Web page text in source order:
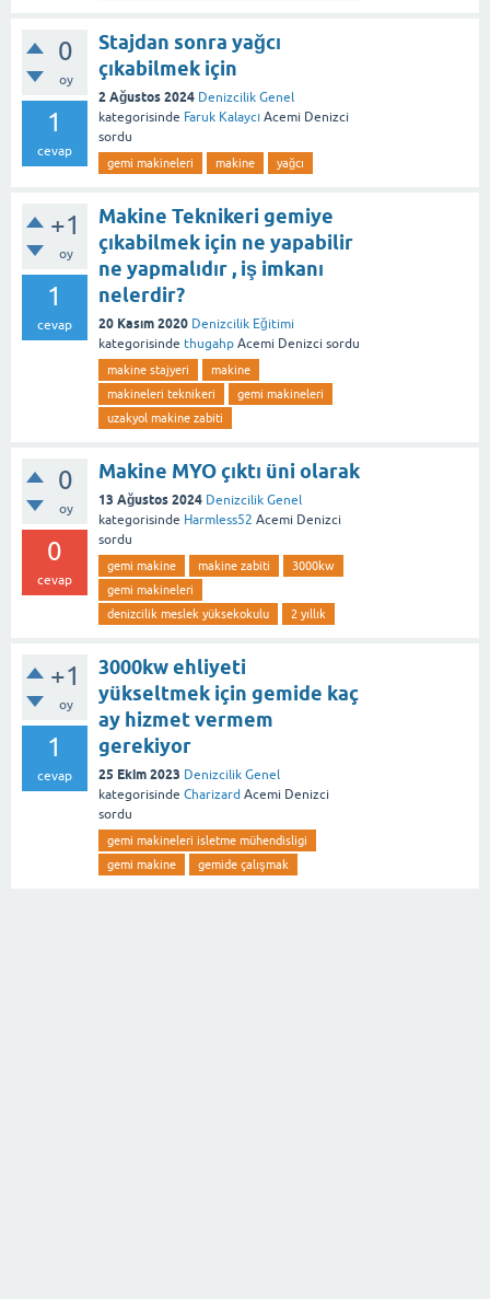
0
oy
1
cevap
Stajdan sonra yağcı
çıkabilmek için
2 Ağustos 2024 Denizcilik Genel
kategorisinde Faruk Kalaycı Acemi Denizci
sordu
gemi makineleri makine yağcı
+1
oy
1
cevap
Makine Teknikeri gemiye
çıkabilmek için ne yapabilir
ne yapmalıdır , iş imkanı
nelerdir?
20 Kasım 2020 Denizcilik Eğitimi
kategorisinde thugahp Acemi Denizci sordu
makine stajyeri
makine
makineleri teknikeri
gemi makineleri
uzakyol makine zabiti
0
oy
0
cevap
Makine MYO çıktı üni olarak
13 Ağustos 2024 Denizcilik Genel
kategorisinde Harmless52 Acemi Denizci
sordu
gemi makine makine zabiti
3000kw
gemi makineleri
denizcilik meslek yüksekokulu
2 yıllık
+1
oy
1
cevap
3000kw ehliyeti
yükseltmek için gemide kaç
ay hizmet vermem
gerekiyor
25 Ekim 2023 Denizcilik Genel
kategorisinde Charizard Acemi Denizci
sordu
gemi makineleri isletme mühendisligi
gemi makine
gemide çalışmak